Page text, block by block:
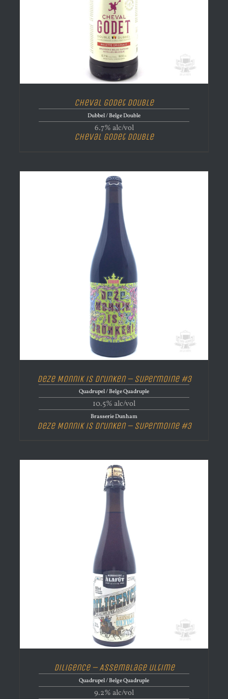
Cheval Godet Double
Dubbel / Belge Double
6.7% alc/vol
Cheval Godet Double
Deze Monnik is Drunken – Supermoine #3
Quadrupel / Belge Quadruple
10.5% alc/vol
Brasserie Dunham
Deze Monnik is Drunken – Supermoine #3
Diligence – Assemblage ultime
Quadrupel / Belge Quadruple
9.2% alc/vol